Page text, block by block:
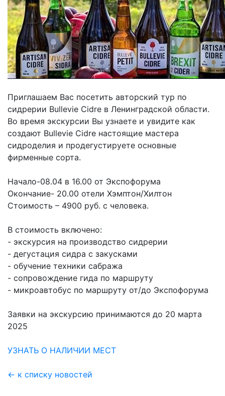
Приглашаем Вас посетить авторский тур по
сидрерии Bullevie Cidre в Ленинградской области.
Во время экскурсии Вы узнаете и увидите как
создают Bullevie Cidre настоящие мастера
сидроделия и продегустируете основные
фирменные сорта.
Начало-08.04 в 16.00 от Экспофорума
Окончание- 20.00 отели Хэмптон/Хилтон
Стоимость – 4900 руб. с человека.
В стоимость включено:
- экскурсия на производство сидрерии
- дегустация сидра с закусками
- обучение техники сабража
- сопровождение гида по маршруту
- микроавтобус по маршруту от/до Экспофорума
Заявки на экскурсию принимаются до 20 марта
2025
УЗНАТЬ О НАЛИЧИИ МЕСТ
← к списку новостей